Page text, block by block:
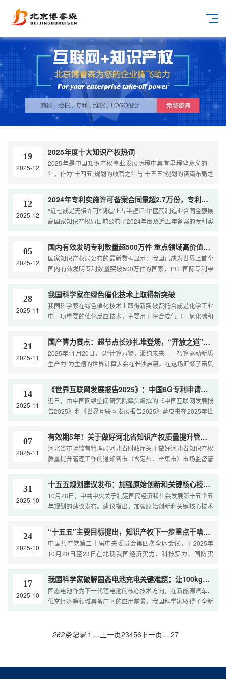
19
2025-12
2025年度十大知识产权热词
2025年是中国知识产权事业发展历程中具有里程碑意义的一
年。作为“十四五”规划的收官之年与“十五五”规划的谋篇布局之
宏观层面的《知识产权强国建设推进计划》到微观层面的“撤
三”举证责任变化，从生成式AI的版权边界确立到中国制造出海
的专利围堵与反围堵，知识产权早已深度融入“新质生产力”的
构建和大国博弈的经贸前沿。…
12
2025-12
2024年专利实施许可备案合同量超2.7万份，专利转化运用市场持续活跃
*近七成是无偿许可*制造业占半壁江山*医药制造业合同金额最
高国家知识产权局日前公布了2024年度及近五年备案的专利实
持续活跃。过去五年间，累计备案专利实施许可合同超过5.7
万份，涉及专利近12.6万件。值得注意的是，2…
05
2025-12
国内有效发明专利数量超500万件 重点领域高价值专利储备不断增强
国家知识产权局公布的最新数据显示：我国已成为世界上首个
国内有效发明专利数量突破500万件的国家，PCT国际专利申
牌价值达1.81万亿美元，位居全球第二；地理标志产品直接产
值接近9700亿元。截至今年6月底，我国每万人口高价值发明
专利拥有量达15.3件，超额完…
28
2025-11
我国科学家在绿色催化技术上取得新突破
我国科学家在绿色催化技术上取得新突破费托合成是化学工业
中一项重要的催化反应技术，主要用于将合成气（一氧化碳和
科学家开发出一项新的催化调控技术，使费托合成过程几乎不
产生二氧化碳，还可大幅提升油品或烯烃的产率，为低碳化工
制造提供了新策略。这项重要成果于日前在《科学》杂志上在
线刊发。…
21
2025-11
国产算力赛点：超节点长沙扎堆登场，“开放之道”与“极致之术”竞逐未来
2025年11月20日，以“计算万物，湘约未来——智算驱动新质
生产力”为主题的世界计算大会在长沙启幕。在这场汇聚了诺贝
中，中科曙光与华为两大巨头的AI超节点产品同台亮相，可谓
无意之间来了一场切磋。那么问题来了，哪边才能先到中国数
字基座发展的下…
14
2025-11
《世界互联网发展报告2025》：中国6G专利申请量全球第一
近日，由中国网络空间研究院牵头编撰的《中国互联网发展报
告2025》和《世界互联网发展报告2025》蓝皮书在2025年世
2025》总结了一年来中国互联网发展实践成效和趋势。一年
来，信息基础设施持续优化升级，…
07
2025-11
有效期5年！关于做好河北省知识产权质量提升管理工作的通知
河北省市场监督管理局河北省财政厅关于做好河北省知识产权
质量提升管理工作的通知各市（含定州、辛集市）市场监督管
展局，省属各有关单位：为贯彻中共中央、国务院《知识产权
强国建设纲要（2021—2035年）》，落实《知识产权强省建
设纲要（2021—…
31
2025-10
十五五规划建议发布：加强原始创新和关键核心技术攻关
10月28日，中共中央关于制定国民经济和社会发展第十五个五
年规划的建议发布。建议指出，加强原始创新和关键核心技术
电路、工业母机、高端仪器、基础软件、先进材料、生物制造
等重点领域关键核心技术攻关取得决定性突破。建议还提…
24
2025-10
“十五五”主要目标提出，知识产权下一步重点干啥先知道！
中国共产党第二十届中央委员会第四次全体会议，于2025年
10月20日至23日在北现我国经济实力、科技实力、国防实
中等发达国家水平，人民生活更加幸福美好，基本实现社会主
义现代化。结合全会内容，知识产权在“十五五”中将会发挥如
下重要作用：“十五五”（2026-2030年）是我…
17
2025-10
我国科学家破解固态电池充电关键难题：让100kg电池续航突破1000km
固态电池作为下一代锂电池的核心技术方向，在新能源汽车、
低空经济等领域具备广阔的应用前景，我国科学家取得了全新
彻底打通固态电池的续航瓶颈。在电池工作时，碘离子像“交通
262条记录 1 ... 上一页23456下一页... 27